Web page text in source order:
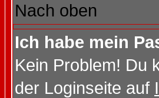
Nach oben
Ich habe mein
Kein Problem! Du
der Loginseite auf